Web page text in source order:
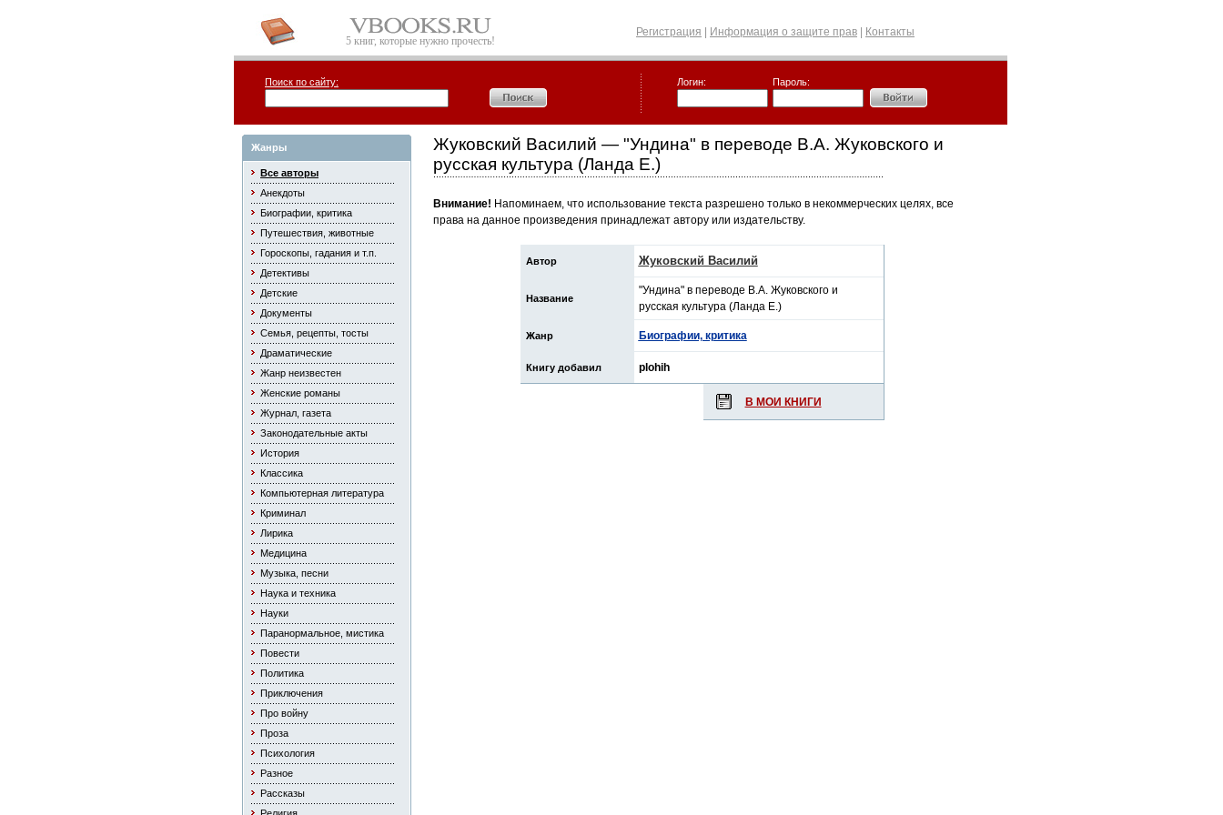
5 книг, которые нужно прочесть!
Регистрация Информация о защите прав Контакты
Поиск по сайту: Логин: Пароль:
Жанры
Все авторы
Анекдоты
Биографии, критика
Путешествия, животные
Гороскопы, гадания и т.п.
Детективы
Детские
Документы
Семья, рецепты, тосты
Драматические
Жанр неизвестен
Женские романы
Журнал, газета
Законодательные акты
История
Классика
Компьютерная литература
Криминал
Лирика
Медицина
Музыка, песни
Наука и техника
Науки
Паранормальное, мистика
Повести
Политика
Приключения
Про войну
Проза
Психология
Разное
Рассказы
Жуковский Василий — "Ундина" в переводе В.А. Жуковского и
русская культура (Ланда E.)
Внимание! Напоминаем, что использование текста разрешено только в некоммерческих целях, все
права на данное произведения принадлежат автору или издательству.
Автор Жуковский Василий
Название
"Ундина" в переводе В.А. Жуковского и
русская культура (Ланда E.)
Жанр Биографии, критика
Книгу добавил plohih
В МОИ КНИГИ